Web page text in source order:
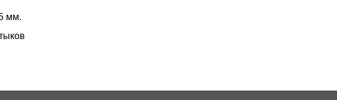
мм.